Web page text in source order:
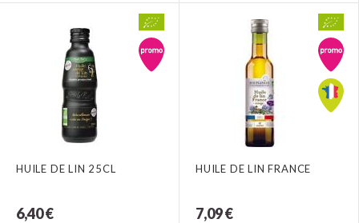
HUILE DE LIN 25CL
6,40 €
HUILE DE LIN FRANCE
7,09 €